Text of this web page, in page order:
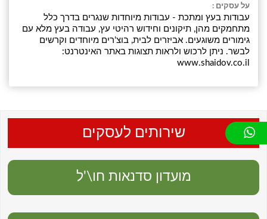
על עסקים :
עבודות בעץ ומתכת - עבודות מיוחדות שנגרים בדרך כלל
מתחמקים מהן, תיקונים וחידוש רהיטי עץ, עבודה בעץ מלא עם
גימורים משוגעים. אביזרים לבית, בוצ'רים מיוחדים וקרשים
לבשר. ניתן לרכוש ולראות תצוגות באתר האינטרנט:
www.shaidov.co.il
שירותים לעסקים
מועדון סדנאות חו\'ל